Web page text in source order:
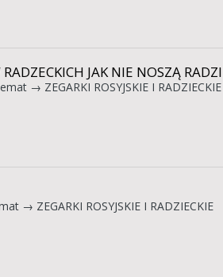
JAK NIE NOSZĄ
→ ZEGARKI ROSYJSKIE I RADZIECKIE
→ ZEGARKI ROSYJSKIE I RADZIECKIE